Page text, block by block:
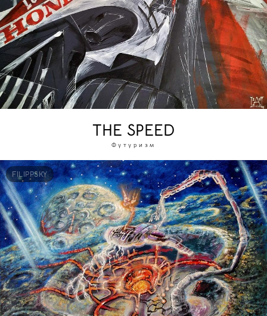
THE SPEED
Футуризм
FILIPPSKY